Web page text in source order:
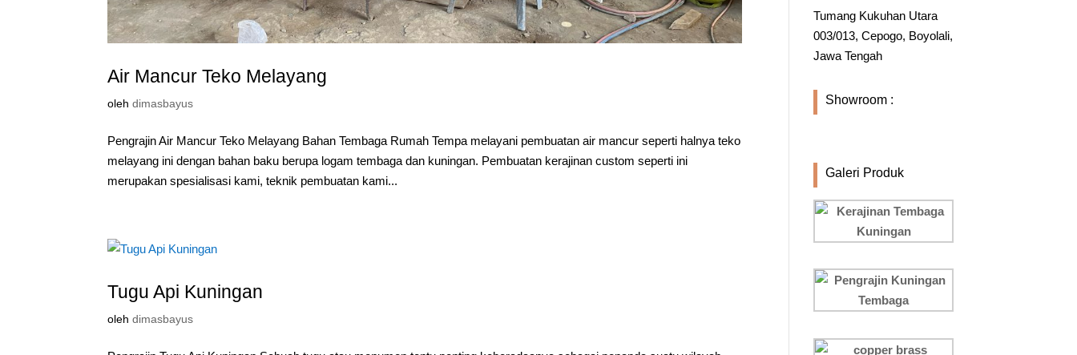
Air Mancur Teko Melayang
olehdimasbayus
Pengrajin Air Mancur Teko Melayang Bahan Tembaga Rumah Tempa melayani pembuatan air mancur seperti halnya teko
melayang ini dengan bahan baku berupa logam tembaga dan kuningan. Pembuatan kerajinan custom seperti ini
merupakan spesialisasi kami, teknik pembuatan kami...
Tugu Api Kuningan
olehdimasbayus
Tumang Kukuhan Utara
003/013, Cepogo, Boyolali,
Jawa Tengah
Showroom :
Galeri Produk